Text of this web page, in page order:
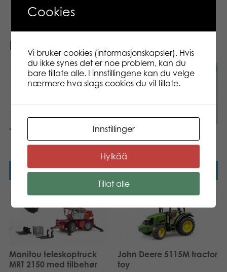
Relaterte produkter
JLG 2505 teleskoplaster
Les mer
Claas Jaguar 900
felthakker
Les mer
Manitou teleskoptruck
MRT 2150 med tilbehør
John Deere 5115M tractor
toy
Cookies
Vi bruker cookies (informasjonskapsler). Hvis
du ikke synes det er noe problem, kan du
bare tillate alle. I innstillingene kan du velge
nærmere hva slags cookies du vil tillate.
Innstillinger
Hylkää
Tillat alle